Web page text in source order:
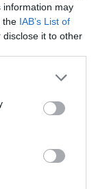
information may
the IAB’s List of
it to other
medicamentos
y
para el
31/07/2026